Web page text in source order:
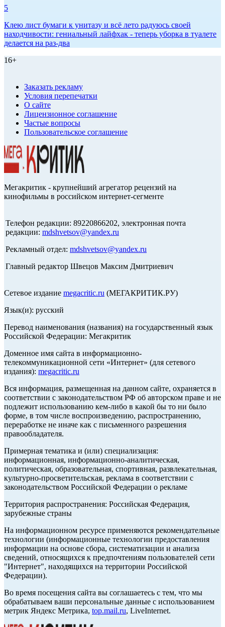
5
Клею лист бумаги к унитазу и всё лето радуюсь своей
находчивости: гениальный лайфхак - теперь уборка в туалете
делается на раз-два
16+
Заказать рекламу
Условия перепечатки
О сайте
Лицензионное соглашение
Частые вопросы
Пользовательское соглашение
Мегакритик - крупнейший агрегатор рецензий на
кинофильмы в российском интернет-сегменте
Телефон редакции: 89220866202, электронная почта
редакции: mdshvetsov@yandex.ru
Рекламный отдел: mdshvetsov@yandex.ru
Главный редактор Швецов Максим Дмитриевич
Сетевое издание megacritic.ru (МЕГАКРИТИК.РУ)
Язык(и): русский
Перевод наименования (названия) на государственный язык
Российской Федерации: Мегакритик
Доменное имя сайта в информационно-
телекоммуникационной сети «Интернет» (для сетевого
издания): megacritic.ru
Вся информация, размещенная на данном сайте, охраняется в
соответствии с законодательством РФ об авторском праве и не
подлежит использованию кем-либо в какой бы то ни было
форме, в том числе воспроизведению, распространению,
переработке не иначе как с письменного разрешения
правообладателя.
Примерная тематика и (или) специализация:
информационная, информационно-аналитическая,
политическая, образовательная, спортивная, развлекательная,
культурно-просветительская, реклама в соответствии с
законодательством Российской Федерации о рекламе
Территория распространения: Российская Федерация,
зарубежные страны
На информационном ресурсе применяются рекомендательные
технологии (информационные технологии предоставления
информации на основе сбора, систематизации и анализа
сведений, относящихся к предпочтениям пользователей сети
"Интернет", находящихся на территории Российской
Федерации).
Во время посещения сайта вы соглашаетесь с тем, что мы
обрабатываем ваши персональные данные с использованием
метрик Яндекс Метрика, top.mail.ru, LiveInternet.